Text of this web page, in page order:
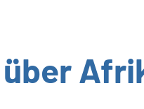
über